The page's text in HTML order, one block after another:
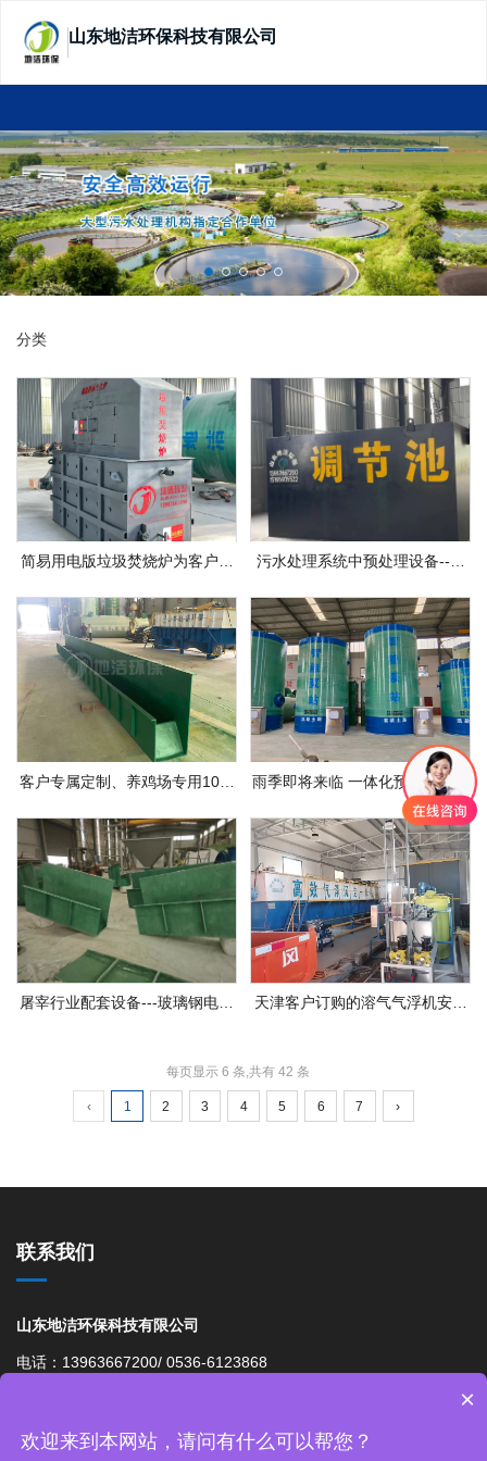
山东地洁环保科技有限公司
分类
简易用电版垃圾焚烧炉为客户量
身打造
污水处理系统中预处理设备--调
节池
客户专属定制、养鸡场专用10米
加长款电麻槽
雨季即将来临 一体化预制泵站优
势显著
屠宰行业配套设备---玻璃钢电麻 天津客户订购的溶气气浮机安装
每页显示 6 条,共有 42 条
‹ 1 2 3 4 5 6 7 ›
联系我们
山东地洁环保科技有限公司
电话：13963667200/ 0536-6123868
网址：http://www.bengzhan1.cn
×
欢迎来到本网站，请问有什么可以帮您？